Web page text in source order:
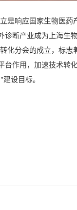
是响应国家生物医
断产业成为上海生
化分会的成立，标
台作用，加速技术转
设目标。